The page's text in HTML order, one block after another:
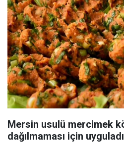
Mersin usulü mercimek
dağılmaması için